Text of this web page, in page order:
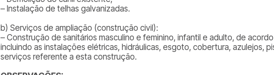
– Instalação de telhas galvanizadas.
b) Serviços de ampliação (construção civil):
– Construção de sanitários masculino e feminino, infantil e adulto, de
incluindo as instalações elétricas, hidráulicas, esgoto, cobertura, azulejos,
serviços referente a esta construção.